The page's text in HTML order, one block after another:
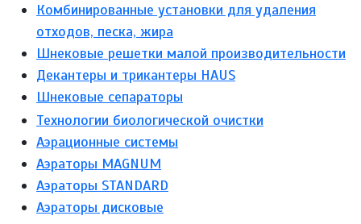
Комбинированные установки для удаления
отходов, песка, жира
Шнековые решетки малой производительности
Декантеры и трикантеры HAUS
Шнековые сепараторы
Технологии биологической очистки
Аэрационные системы
Аэраторы MAGNUM
Аэраторы STANDARD
Аэраторы дисковые